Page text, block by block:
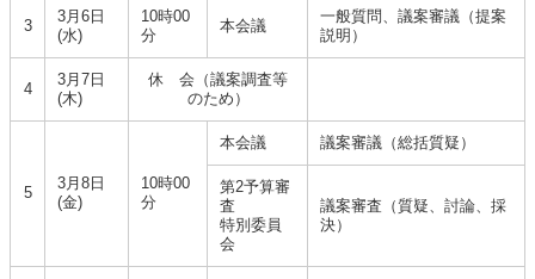
3
3月6日
(水)
10時00
分
本会議
一般質問、議案審議（提案
説明）
4
3月7日
(木)
休 会（議案調査等
のため）
5
3月8日
(金)
10時00
分
本会議 議案審議（総括質疑）
第2予算審
査
特別委員
会
議案審査（質疑、討論、採
決）